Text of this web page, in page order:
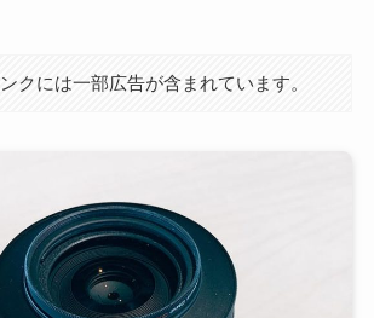
クには一部広告が含まれています。